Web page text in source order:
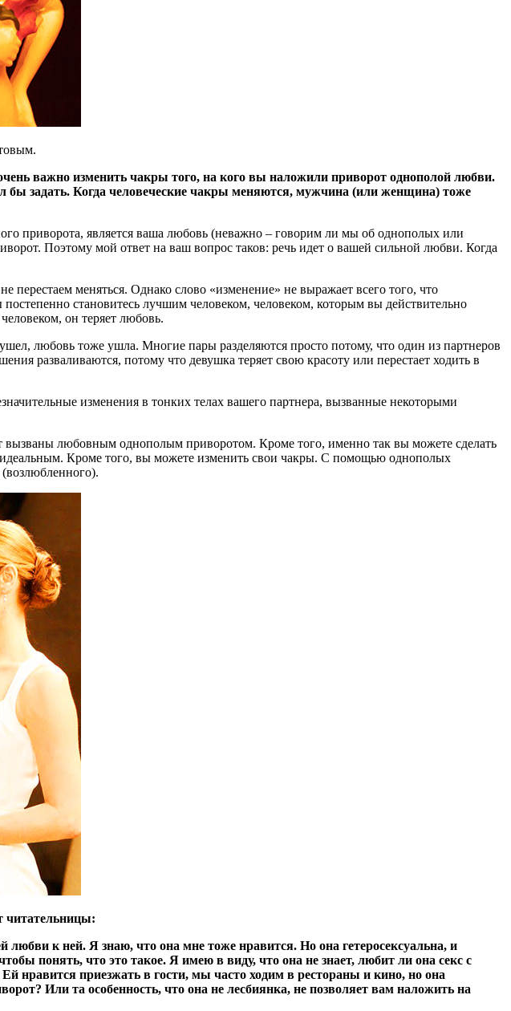
важно изменить чакры того, на кого вы наложили приворот однополой любви.
бы задать. Когда человеческие чакры меняются, мужчина (или женщина) тоже
приворота, является ваша любовь (неважно – говорим ли мы об однополых или
Поэтому мой ответ на ваш вопрос таков: речь идет о вашей сильной любви. Когда
меняться. Однако слово «изменение» не выражает всего того, что
становитесь лучшим человеком, человеком, которым вы действительно
он теряет любовь.
любовь тоже ушла. Многие пары разделяются просто потому, что один из партнеров
разваливаются, потому что девушка теряет свою красоту или перестает ходить в
изменения в тонких телах вашего партнера, вызванные некоторыми
вызваны любовным однополым приворотом. Кроме того, именно так вы можете сделать
Кроме того, вы можете изменить свои чакры. С помощью однополых
читательницы:
любви к ней. Я знаю, что она мне тоже нравится. Но она гетеросексуальна, и
понять, что это такое. Я имею в виду, что она не знает, любит ли она секс с
нравится приезжать в гости, мы часто ходим в рестораны и кино, но она
Или та особенность, что она не лесбиянка, не позволяет вам наложить на